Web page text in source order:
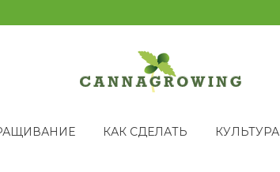
КАК СДЕЛАТЬ КУЛЬТУРА